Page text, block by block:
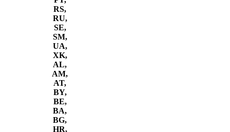
RS,
RU,
SE,
SM,
UA,
XK,
AL,
AM,
AT,
BY,
BE,
BA,
BG,
HR,